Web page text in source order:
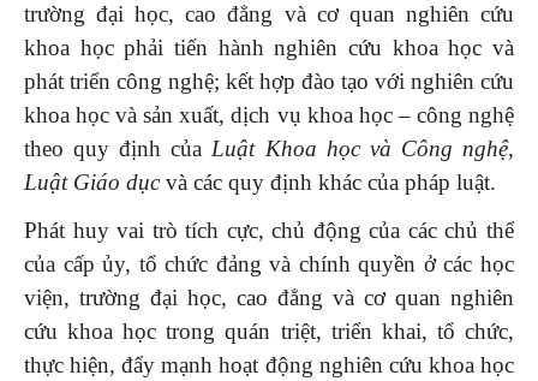
trường đại học, cao đẳng và cơ quan nghiên cứu
khoa học phải tiến hành nghiên cứu khoa học và
phát triển công nghệ; kết hợp đào tạo với nghiên cứu
khoa học và sản xuất, dịch vụ khoa học – công nghệ
theo quy định của Luật Khoa học và Công nghệ,
Luật Giáo dục và các quy định khác của pháp luật.
Phát huy vai trò tích cực, chủ động của các chủ thể
của cấp ủy, tổ chức đảng và chính quyền ở các học
viện, trường đại học, cao đẳng và cơ quan nghiên
cứu khoa học trong quán triệt, triển khai, tổ chức,
thực hiện, đẩy mạnh hoạt động nghiên cứu khoa học